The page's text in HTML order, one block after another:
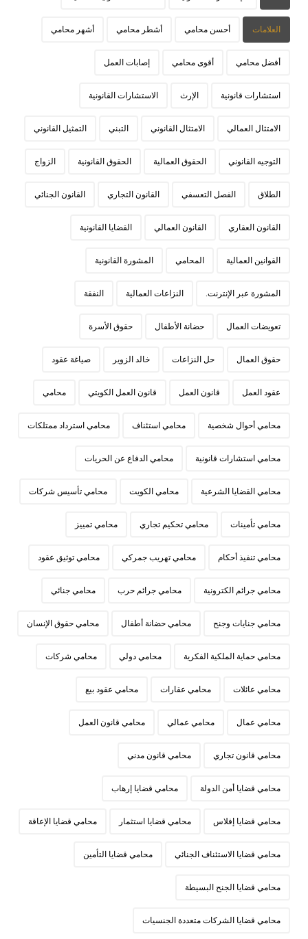
العلامات أحسن محامي أشطر محامي أشهر محامي
أفضل محامي أقوى محامي إصابات العمل
استشارات قانونية الإرث الاستشارات القانونية
الامتثال العمالي الامتثال القانوني التبني التمثيل القانوني
التوجيه القانوني الحقوق العمالية الحقوق القانونية الزواج
الطلاق الفصل التعسفي القانون التجاري القانون الجنائي
القانون العقاري القانون العمالي القضايا القانونية
القوانين العمالية المحامي المشورة القانونية
المشورة عبر الإنترنت. النزاعات العمالية النفقة
تعويضات العمال حضانة الأطفال حقوق الأسرة
حقوق العمال حل النزاعات خالد الزوير صياغة عقود
عقود العمل قانون العمل قانون العمل الكويتي محامي
محامي أحوال شخصية محامي استئناف محامي استرداد ممتلكات
محامي استشارات قانونية محامي الدفاع عن الحريات
محامي القضايا الشرعية محامي الكويت محامي تأسيس شركات
محامي تأمينات محامي تحكيم تجاري محامي تمييز
محامي تنفيذ أحكام محامي تهريب جمركي محامي توثيق عقود
محامي جرائم الكترونية محامي جرائم حرب محامي جنائي
محامي جنايات وجنح محامي حضانة أطفال محامي حقوق الإنسان
محامي حماية الملكية الفكرية محامي دولي محامي شركات
محامي عائلات محامي عقارات محامي عقود بيع
محامي عمال محامي عمالي محامي قانون العمل
محامي قانون تجاري محامي قانون مدني
محامي قضايا أمن الدولة محامي قضايا إرهاب
محامي قضايا إفلاس محامي قضايا استثمار محامي قضايا الإعاقة
محامي قضايا الاستئناف الجنائي محامي قضايا التأمين
محامي قضايا الجنح البسيطة
محامي قضايا الشركات متعددة الجنسيات